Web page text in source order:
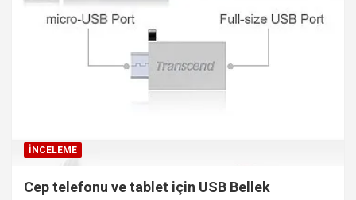
İNCELEME
Cep telefonu ve tablet için USB Bellek